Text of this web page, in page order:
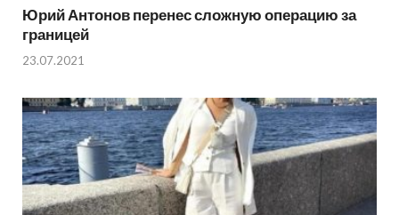
Юрий Антонов перенес сложную операцию за
границей
23.07.2021